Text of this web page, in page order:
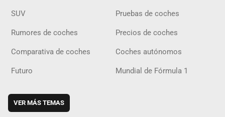
SUV Pruebas de coches
Rumores de coches Precios de coches
Comparativa de coches Coches autónomos
Futuro Mundial de Fórmula 1
VER MÁS TEMAS